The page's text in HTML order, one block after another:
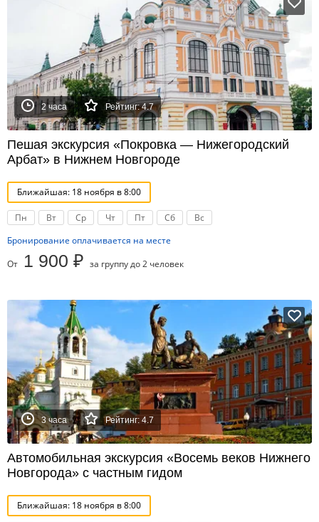
2 часа Рейтинг: 4.7
Пешая экскурсия «Покровка — Нижегородский
Арбат» в Нижнем Новгороде
Ближайшая: 18 ноября в 8:00
Пн Вт Ср Чт Пт Сб
Вс
Бронирование оплачивается на месте
От 1 900 ₽ за группу до 2 человек
3 часа Рейтинг: 4.7
Автомобильная экскурсия «Восемь веков Нижнего
Новгорода» с частным гидом
Ближайшая: 18 ноября в 8:00